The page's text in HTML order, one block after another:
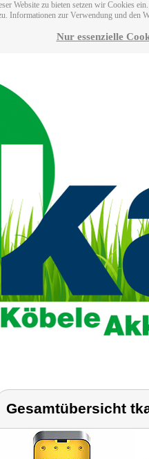
Website zu bieten setzen wir Cookies
Informationen zur Verwendung und den
Nur essenzielle
Gesamtübersicht